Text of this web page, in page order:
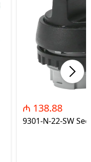
₼ 138.88
9301-N-22-SW